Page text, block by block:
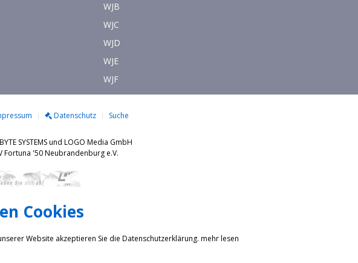
WJB
WJC
WJD
WJE
WJF
Datenschutz Suche
SYSTEMS und LOGO Media GmbH
Fortuna '50 Neubrandenburg e.V.
Cookies
Website akzeptieren Sie die Datenschutzerklärung. mehr lesen